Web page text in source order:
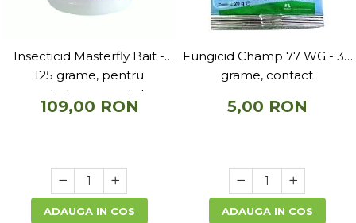
Insecticid Masterfly Bait -
125 grame, pentru
combaterea mustelor
109,00 RON
ADAUGA IN COS
Fungicid Champ 77 WG - 30
grame, contact
5,00 RON
ADAUGA IN COS